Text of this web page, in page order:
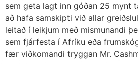
sem geta lagt inn góðan 25 mynt
að hafa samskipti við allar
leitað í leikjum með mismunandi
sem fjárfesta í Afríku eða
fær viðkomandi tryggan Mr.